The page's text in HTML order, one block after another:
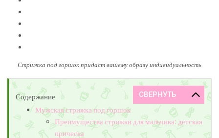
Стрижка под горшок придаст вашему образу индивидуальность
Содержание
Мужская стрижка под горшок
Преимущества стрижки для мальчика: детская
прическа